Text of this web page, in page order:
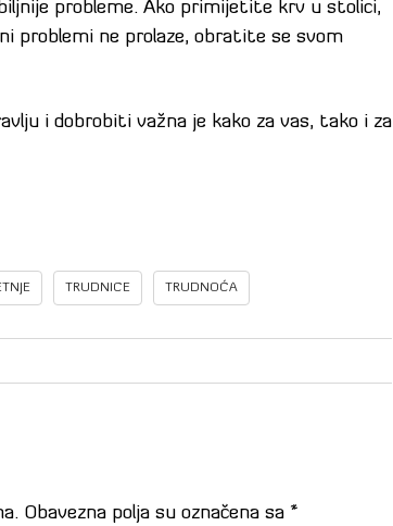
probleme. Ako primijetite krv u stolici,
problemi ne prolaze, obratite se svom
i dobrobiti važna je kako za vas, tako i za
TRUDNICE TRUDNOĆA
Obavezna polja su označena sa *